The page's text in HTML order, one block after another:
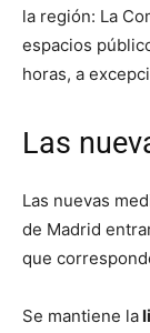
la región: La
espacios
horas, a
Las
Las nuevas
de Madrid
que
Se mantiene la